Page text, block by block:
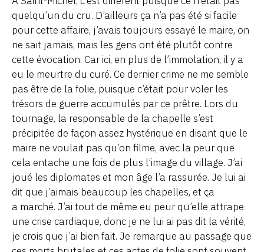
quelqu’un du cru. D’ailleurs ça n’a pas été si facile
pour cette affaire, j’avais toujours essayé le maire, on
ne sait jamais, mais les gens ont été plutôt contre
cette évocation. Car ici, en plus de l’immolation, il y a
eu le meurtre du curé. Ce dernier crime ne me semble
pas être de la folie, puisque c’était pour voler les
trésors de guerre accumulés par ce prêtre. Lors du
tournage, la responsable de la chapelle s’est
précipitée de façon assez hystérique en disant que le
maire ne voulait pas qu’on filme, avec la peur que
cela entache une fois de plus l’image du village. J’ai
joué les diplomates et mon âge l’a rassurée. Je lui ai
dit que j’aimais beaucoup les chapelles, et ça
a marché. J’ai tout de même eu peur qu’elle attrape
une crise cardiaque, donc je ne lui ai pas dit la vérité,
je crois que j’ai bien fait. Je remarque au passage que